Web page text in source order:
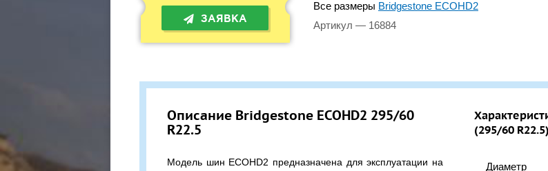
ЗАЯВКА
Все размеры Bridgestone ECOHD2
Артикул — 16884
Описание Bridgestone ECOHD2 295/60
R22.5
Модель шин ECOHD2 предназначена для эксплуатации на
(295/60
Диаметр